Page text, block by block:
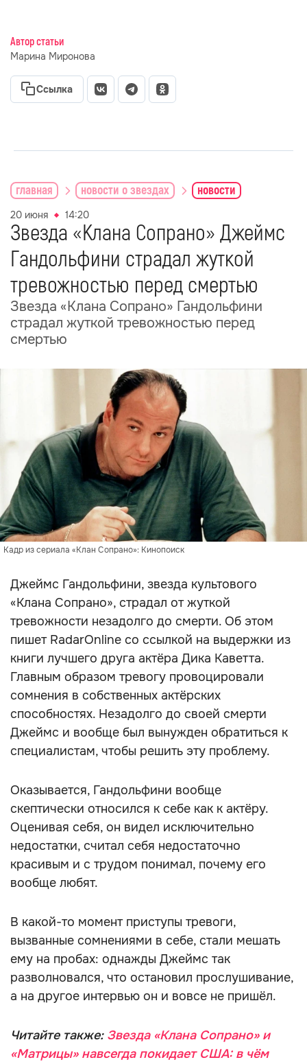
Автор статьи
Марина Миронова
Ссылка
главная новости о звездах новости
20 июня 14:20
Звезда «Клана Сопрано» Джеймс
Гандольфини страдал жуткой
тревожностью перед смертью
Звезда «Клана Сопрано» Гандольфини
страдал жуткой тревожностью перед
смертью
Кадр из сериала «Клан Сопрано»: Кинопоиск
Джеймс Гандольфини, звезда культового
«Клана Сопрано», страдал от жуткой
тревожности незадолго до смерти. Об этом
пишет RadarOnline со ссылкой на выдержки из
книги лучшего друга актёра Дика Каветта.
Главным образом тревогу провоцировали
сомнения в собственных актёрских
способностях. Незадолго до своей смерти
Джеймс и вообще был вынужден обратиться к
специалистам, чтобы решить эту проблему.
Оказывается, Гандольфини вообще
скептически относился к себе как к актёру.
Оценивая себя, он видел исключительно
недостатки, считал себя недостаточно
красивым и с трудом понимал, почему его
вообще любят.
В какой-то момент приступы тревоги,
вызванные сомнениями в себе, стали мешать
ему на пробах: однажды Джеймс так
разволновался, что остановил прослушивание,
а на другое интервью он и вовсе не пришёл.
Читайте также: Звезда «Клана Сопрано» и
«Матрицы» навсегда покидает США: в чём